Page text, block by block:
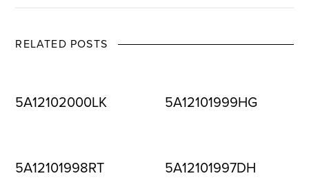
RELATED POSTS
5A12102000LK 5A12101999HG
5A12101998RT 5A12101997DH